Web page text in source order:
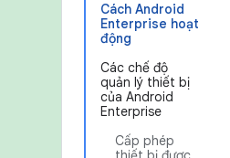
Cách Android
Enterprise hoạt
động
Các chế độ
quản lý thiết bị
của Android
Enterprise
Cấp phép